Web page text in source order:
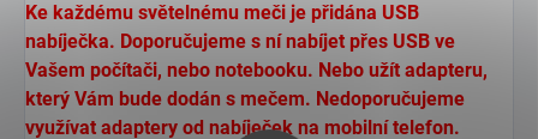
Ke každému světelnému meči je přidána USB
nabíječka. Doporučujeme s ní nabíjet přes USB ve
Vašem počítači, nebo notebooku. Nebo užít adapteru,
který Vám bude dodán s mečem. Nedoporučujeme
využívat adaptery od nabíječek na mobilní telefon.